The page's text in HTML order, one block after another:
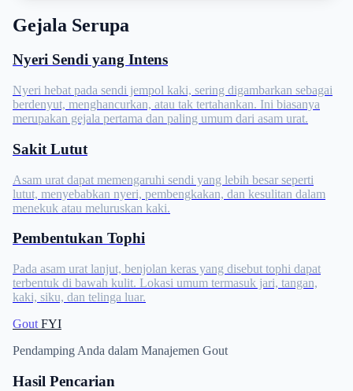
Gejala Serupa
Nyeri Sendi yang Intens
Nyeri hebat pada sendi jempol kaki, sering digambarkan sebagai
berdenyut, menghancurkan, atau tak tertahankan. Ini biasanya
merupakan gejala pertama dan paling umum dari asam urat.
Sakit Lutut
Asam urat dapat memengaruhi sendi yang lebih besar seperti
lutut, menyebabkan nyeri, pembengkakan, dan kesulitan dalam
menekuk atau meluruskan kaki.
Pembentukan Tophi
Pada asam urat lanjut, benjolan keras yang disebut tophi dapat
terbentuk di bawah kulit. Lokasi umum termasuk jari, tangan,
kaki, siku, dan telinga luar.
Gout FYI
Pendamping Anda dalam Manajemen Gout
Hasil Pencarian